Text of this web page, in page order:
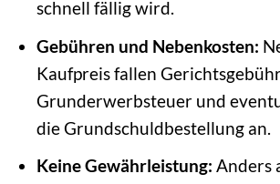
schnell fällig wird.
Gebühren und Nebenkosten:
Kaufpreis fallen
Grunderwerbsteuer und
die Grundschuldbestellung an.
Keine Gewährleistung: Anders